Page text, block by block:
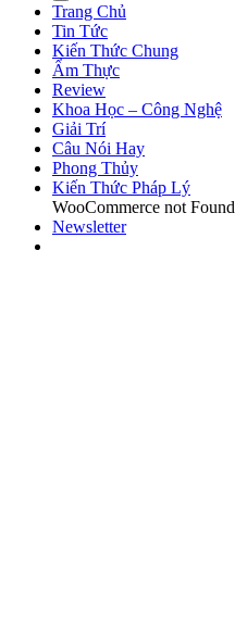
Trang Chủ
Tin Tức
Kiến Thức Chung
Ẩm Thực
Review
Khoa Học – Công Nghệ
Giải Trí
Câu Nói Hay
Phong Thủy
Kiến Thức Pháp Lý
WooCommerce not Found
Newsletter